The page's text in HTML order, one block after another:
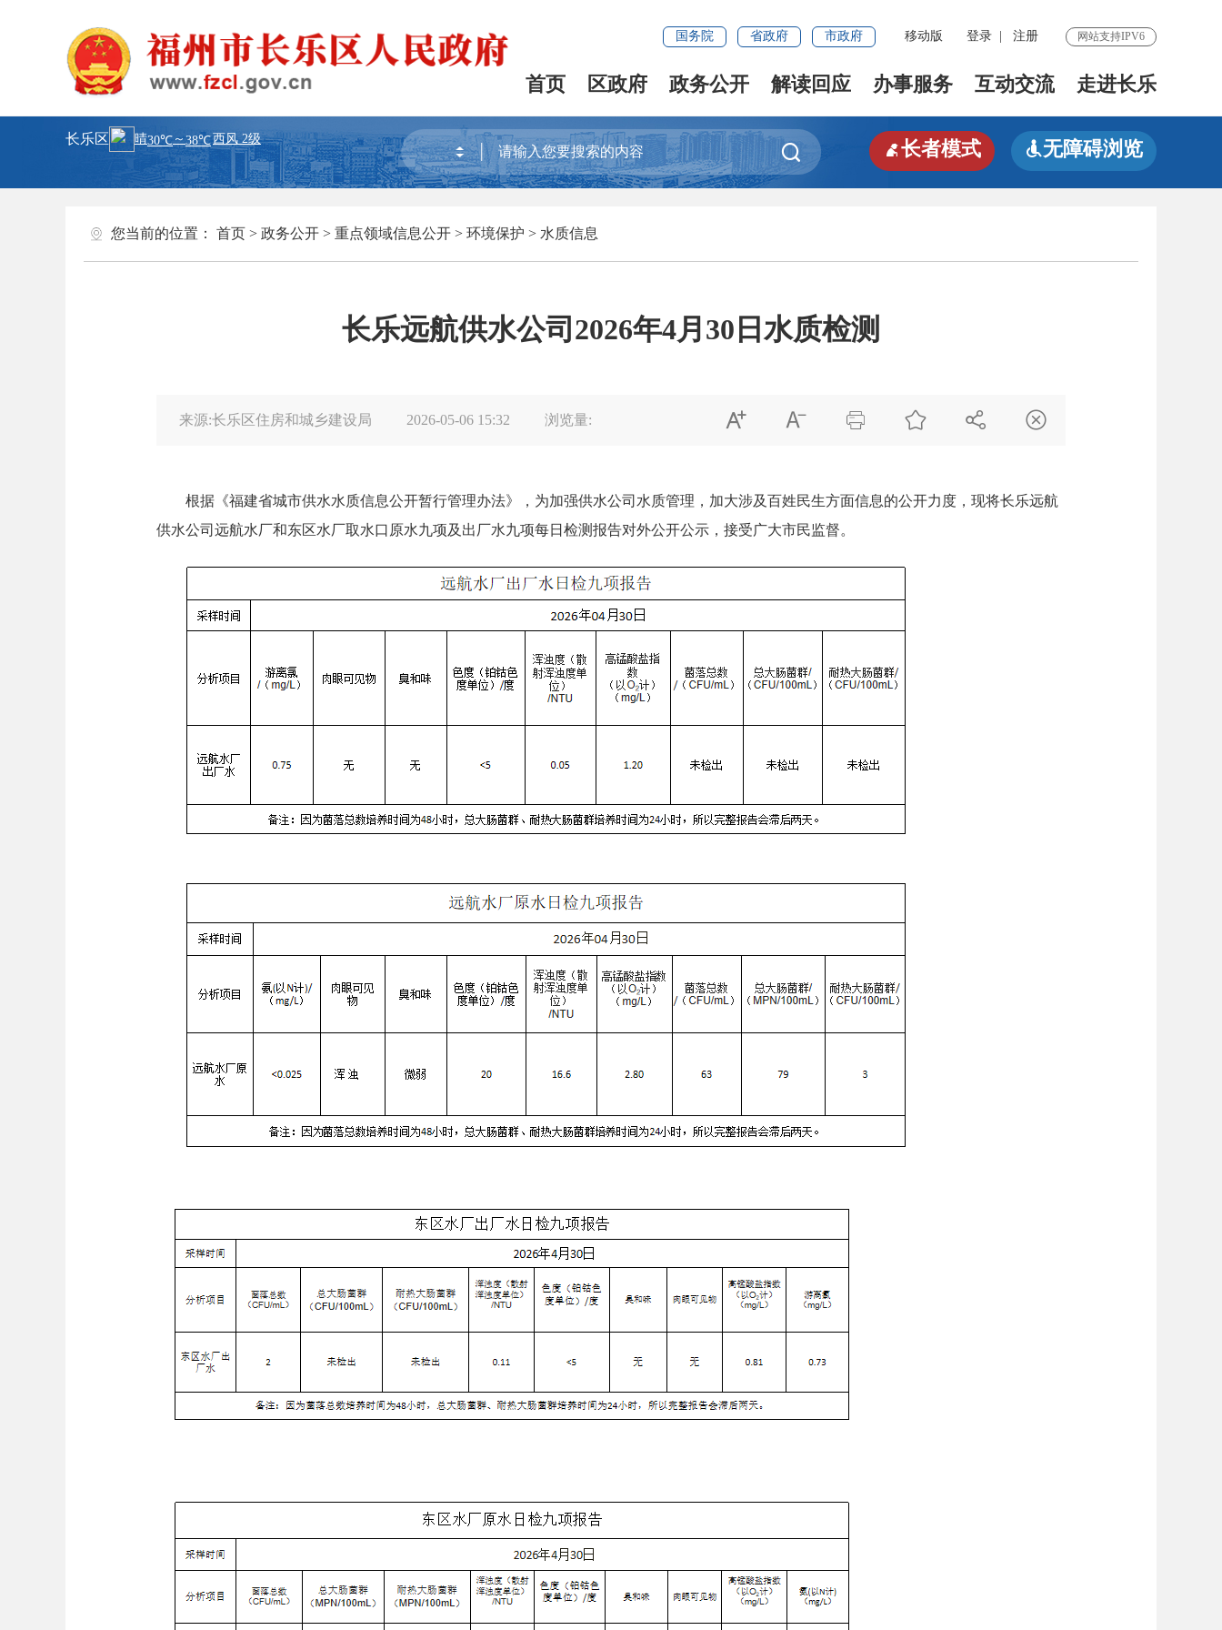
国务院 省政府 市政府 移动版 登录 注册 网站支持IPV6
首页 区政府 政务公开 解读回应 办事服务 互动交流 走进长乐
长乐区
 长者模式 无障碍浏览
您当前的位置： 首页 > 政务公开 > 重点领域信息公开 > 环境保护 > 水质信息
长乐远航供水公司2026年4月30日水质检测
来源:长乐区住房和城乡建设局 2026-05-06 15:32 浏览量:      
根据《福建省城市供水水质信息公开暂行管理办法》，为加强供水公司水质管理，加大涉及百姓民生方面信息的公开力度，现将长乐远航
供水公司远航水厂和东区水厂取水口原水九项及出厂水九项每日检测报告对外公开公示，接受广大市民监督。